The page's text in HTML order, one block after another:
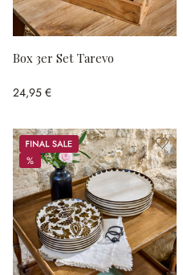
Box 3er Set Tarevo
24,95 €
Sale
%
%